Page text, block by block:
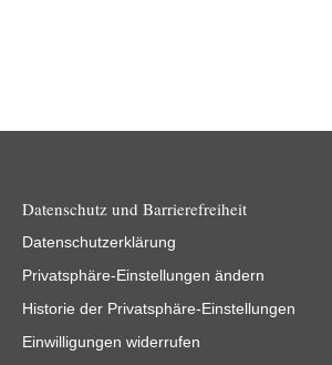
Datenschutz und Barrierefreiheit
Datenschutzerklärung
Privatsphäre-Einstellungen ändern
Historie der Privatsphäre-Einstellungen
Einwilligungen widerrufen